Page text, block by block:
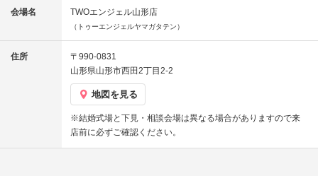
会場名 TWOエンジェル山形店
（トゥーエンジェルヤマガタテン）
住所
〒990-0831
山形県山形市西田2丁目2-2
地図を見る
※結婚式場と下見・相談会場は異なる場合がありますので来
店前に必ずご確認ください。